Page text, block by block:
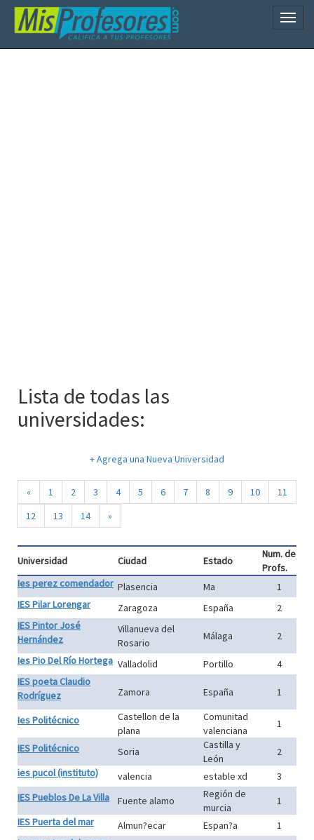
Lista de todas las
universidades:
+ Agrega una Nueva Universidad
« 1 2 3 4 5 6 7 8 9 10
11
12
13 14 »
Universidad Ciudad Estado
Num. de
Profs.
Ies perez comendador Plasencia Ma
1
IES Pilar Lorengar
Zaragoza España
2
IES Pintor José
Hernández
Villanueva del
Rosario
Málaga
2
Ies Pio Del Río Hortega Valladolid Portillo
4
IES poeta Claudio
Rodríguez
Zamora España 1
Ies Politécnico
Castellon de la
plana
Comunitad
valenciana
1
IES Politécnico
Soria
Castilla y
León
2
ies pucol (instituto)
valencia estable xd
3
IES Pueblos De La Villa
Fuente alamo
Región de
murcia
1
IES Puerta del mar
Almun?ecar Espan?a
1